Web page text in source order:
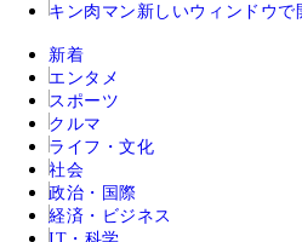
キン肉マン 新しいウィンドウで
新着
エンタメ
スポーツ
クルマ
ライフ・文化
社会
政治・国際
経済・ビジネス